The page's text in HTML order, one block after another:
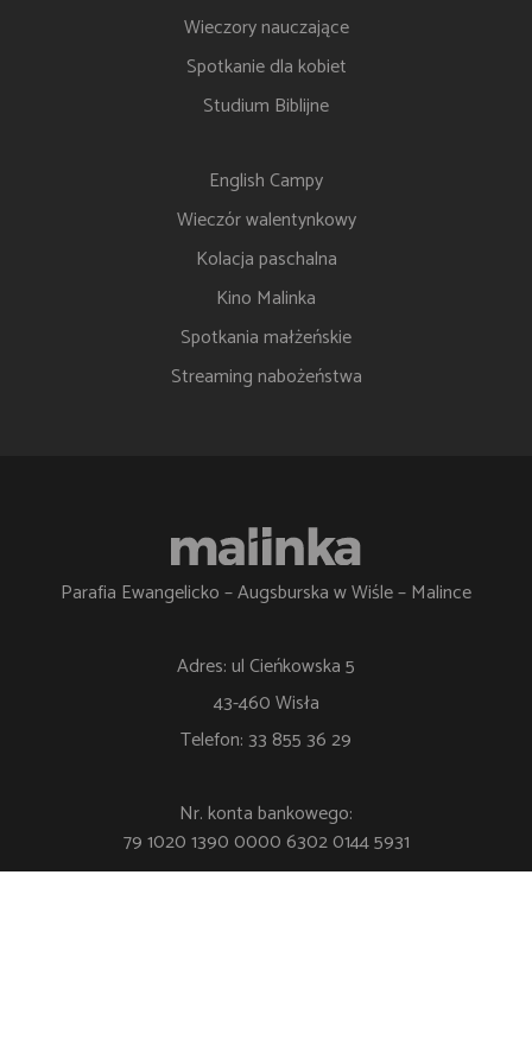
Wieczory nauczające
Spotkanie dla kobiet
Studium Biblijne
English Campy
Wieczór walentynkowy
Kolacja paschalna
Kino Malinka
Spotkania małżeńskie
Streaming nabożeństwa
Parafia Ewangelicko – Augsburska w Wiśle – Malince
Adres: ul Cieńkowska 5
43-460 Wisła
Telefon: 33 855 36 29
Nr. konta bankowego:
79 1020 1390 0000 6302 0144 5931